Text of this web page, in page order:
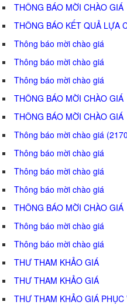
THÔNG BÁO MỜI CHÀO GIÁ
THÔNG BÁO KẾT QUẢ LỰA
Thông báo mời chào giá
Thông báo mời chào giá
Thông báo mời chào giá
THÔNG BÁO MỜI CHÀO GIÁ
THÔNG BÁO MỜI CHÀO GIÁ
Thông báo mời chào giá
Thông báo mời chào giá
Thông báo mời chào giá
Thông báo mời chào giá
THÔNG BÁO MỜI CHÀO GIÁ
Thông báo mời chào giá
Thông báo mời chào giá
THƯ THAM KHẢO GIÁ
THƯ THAM KHẢO GIÁ
THƯ THAM KHẢO GIÁ